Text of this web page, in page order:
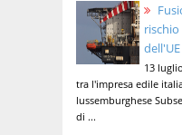
rischio
dell'UE
13
tra l'impresa edile
lussemburghese
di ...